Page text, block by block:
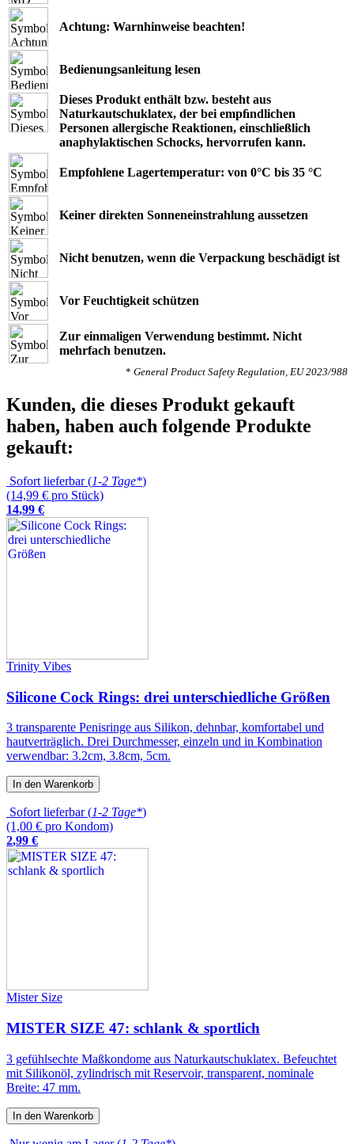
Achtung: Warnhinweise beachten!
Bedienungsanleitung lesen
Dieses Produkt enthält bzw. besteht aus
Naturkautschuklatex, der bei empﬁndlichen
Personen allergische Reaktionen, einschließlich
anaphylaktischen Schocks, hervorrufen kann.
Empfohlene Lagertemperatur: von 0°C bis 35 °C
Keiner direkten Sonneneinstrahlung aussetzen
Nicht benutzen, wenn die Verpackung beschädigt ist
Vor Feuchtigkeit schützen
Zur einmaligen Verwendung bestimmt. Nicht
mehrfach benutzen.
* General Product Safety Regulation, EU 2023/988
Kunden, die dieses Produkt gekauft
haben, haben auch folgende Produkte
gekauft:
Sofort lieferbar (1-2 Tage*)
(14,99 € pro Stück)
14,99 €
Trinity Vibes
Silicone Cock Rings: drei unterschiedliche Größen
3 transparente Penisringe aus Silikon, dehnbar, komfortabel und
hautverträglich. Drei Durchmesser, einzeln und in Kombination
verwendbar: 3.2cm, 3.8cm, 5cm.
In den Warenkorb
Sofort lieferbar (1-2 Tage*)
(1,00 € pro Kondom)
2,99 €
Mister Size
MISTER SIZE 47: schlank & sportlich
3 gefühlsechte Maßkondome aus Naturkautschuklatex. Befeuchtet
mit Silikonöl, zylindrisch mit Reservoir, transparent, nominale
Breite: 47 mm.
In den Warenkorb